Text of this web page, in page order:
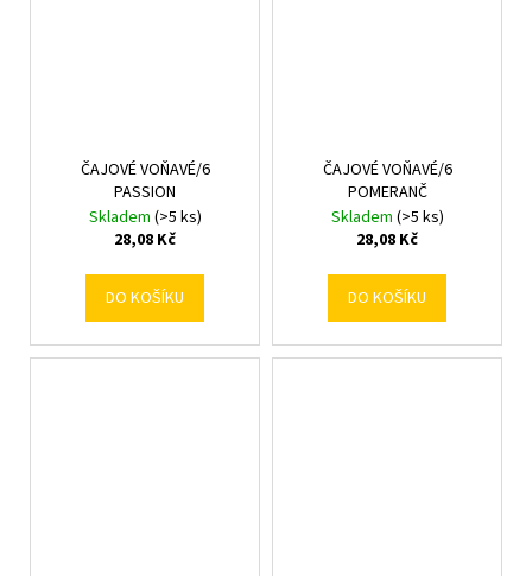
ČAJOVÉ VOŇAVÉ/6
PASSION
Skladem (>5 ks)
28,08 Kč
DO KOŠÍKU
ČAJOVÉ VOŇAVÉ/6
POMERANČ
Skladem (>5 ks)
28,08 Kč
DO KOŠÍKU